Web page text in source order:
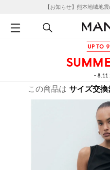
【お知らせ】熊本地域地
UP TO
- 8.11
この商品は サイズ交